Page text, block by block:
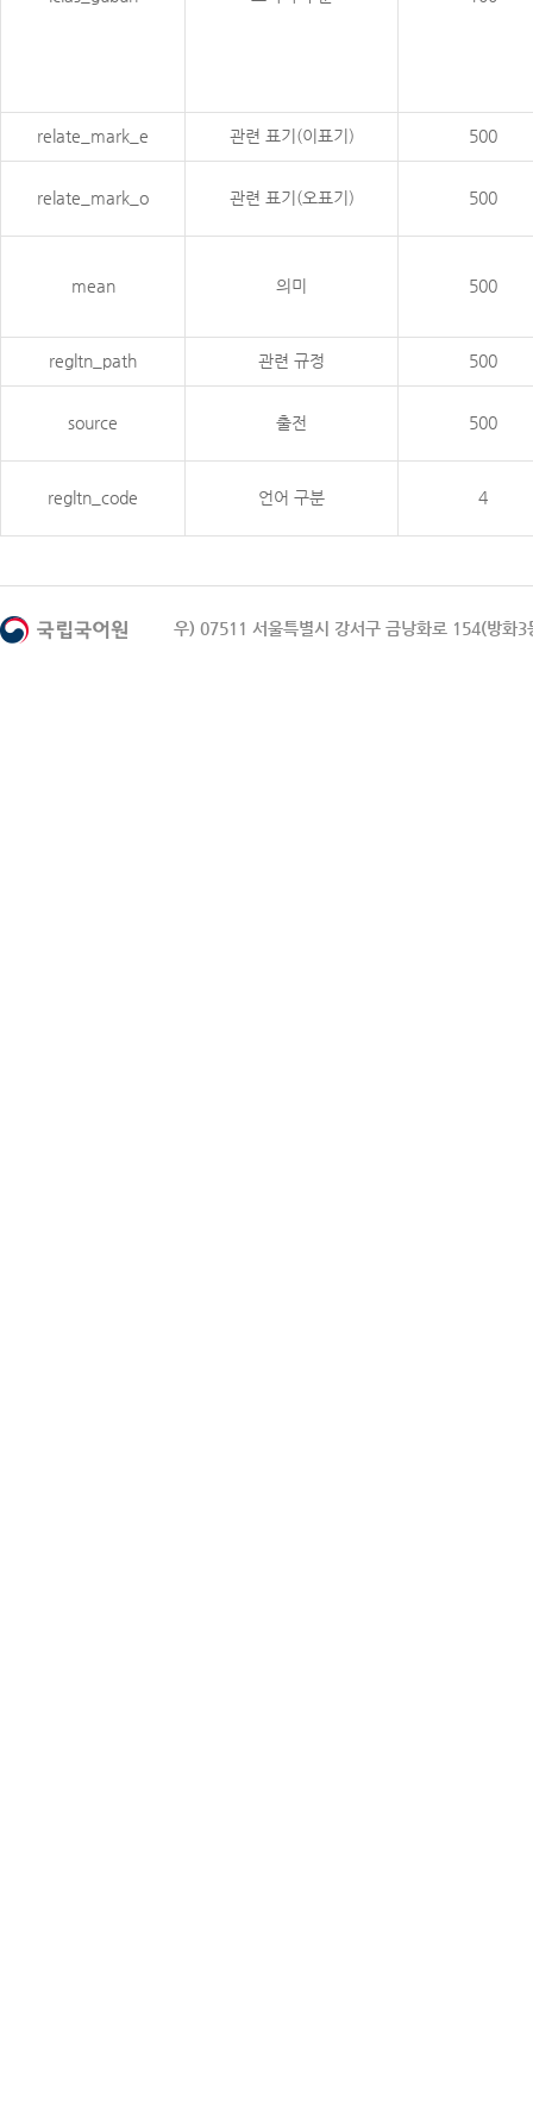
relate_mark_e 관련 표기(이표기) 500
relate_mark_o 관련 표기(오표기) 500
mean 의미 500
regltn_path 관련 규정 500
source 출전 500
regltn_code 언어 구분 4
우) 07511 서울특별시 강서구 금낭화로 154(방화3